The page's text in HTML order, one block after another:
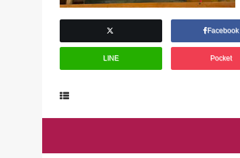
Facebook
LINE Pocket